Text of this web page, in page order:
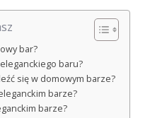
bar?
baru?
się w domowym barze?
barze?
barze?